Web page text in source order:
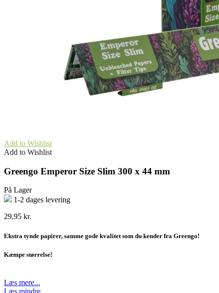
Add to Wishlist
Add to Wishlist
Greengo Emperor Size Slim 300 x 44 mm
På Lager
1-2 dages levering
29,95 kr.
Ekstra tynde papirer, samme gode kvalitet som du kender fra Greengo!
Kæmpe størrelse!
Læs mere...
Læs mindre...